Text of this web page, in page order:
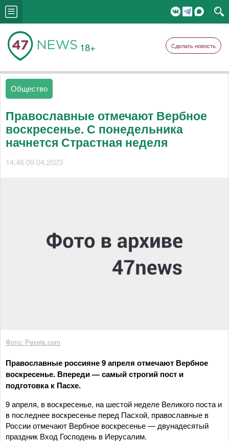
18+ Сделать новость
Общество
Православные отмечают Вербное
воскресенье. С понедельника
начнется Страстная неделя
14:46 09.04.2023
Фото: Pexels.com
Православные россияне 9 апреля отмечают Вербное
воскресенье. Впереди — самый строгий пост и
подготовка к Пасхе.
9 апреля, в воскресенье, на шестой неделе Великого поста и
в последнее воскресенье перед Пасхой, православные в
России отмечают Вербное воскресенье — двунадесятый
праздник Вход Господень в Иерусалим.